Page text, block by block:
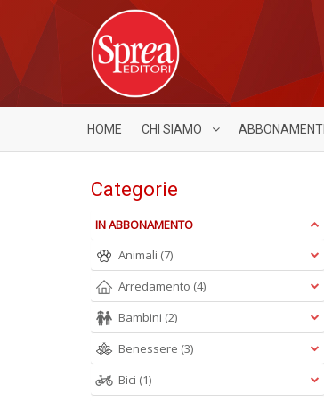
HOME CHI SIAMO ABBONAMENTI
Categorie
IN ABBONAMENTO
Animali (7)
Arredamento (4)
Bambini (2)
Benessere (3)
Bici (1)